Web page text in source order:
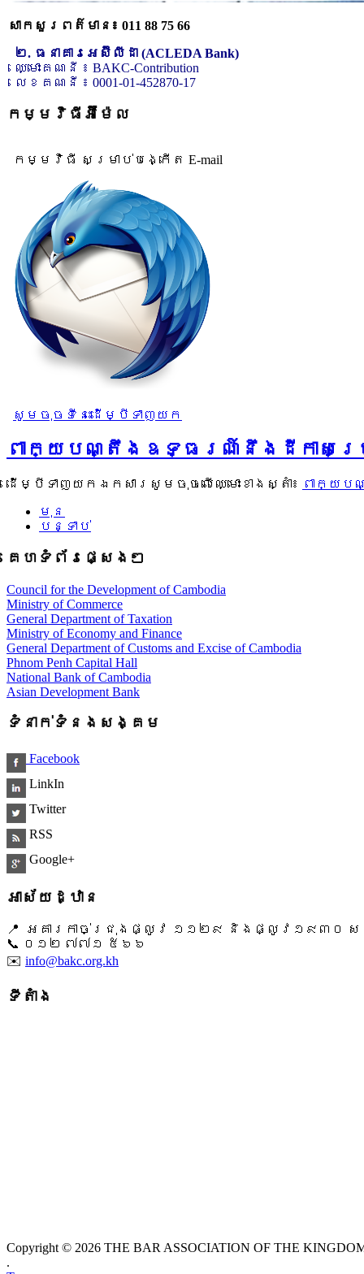
សាកសួរពត៌មាន៖ 011 88 75 66
២. ធនាគារអេស៊ីលីដា (ACLEDA Bank)
ឈ្មោះគណនី ៖ BAKC-Contribution
លេខគណនី ៖ 0001-01-452870-17
កម្មវិធីអ៊ីម៉ែល
កម្មវិធី សម្រាប់បង្កើត E-mail
សូមចុចទីនេះដើម្បីទាញយក
ពាក្យបណ្តឹងឧទ្ធរណ៍នឹងដីកាសម្
ដើម្បីទាញយកឯកសារសូមចុចលើឈ្មោះខាងស្តាំ៖
ពាក្យប
មុន
បន្ទាប់
គេហទំព័រផ្សេងៗ
Council for the Development of Cambodia
Ministry of Commerce
General Department of Taxation
Ministry of Economy and Finance
General Department of Customs and Excise of Cambodia
Phnom Penh Capital Hall
National Bank of Cambodia
Asian Development Bank
ទំនាក់ទំនងសង្គម
Facebook
LinkIn
Twitter
RSS
Google+
អាស័យដ្ឋាន
📍 អគារកាច់ជ្រុងផ្លូវ ១១២៩ និងផ្លូវ១៩៣០ ស
📞 ​០១២ ៧៧១ ៥៦៦
✉️ info@bakc.org.kh
ទីតាំង
Copyright © 2026 THE BAR ASSOCIATION OF THE
.